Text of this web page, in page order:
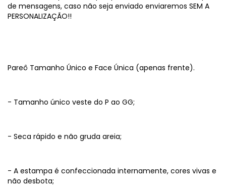
de mensagens, caso não seja enviado enviaremos SEM A
PERSONALIZAÇÃO!!
Pareô Tamanho Único e Face Única (apenas frente).
- Tamanho único veste do P ao GG;
- Seca rápido e não gruda areia;
- A estampa é confeccionada internamente, cores vivas e
não desbota;